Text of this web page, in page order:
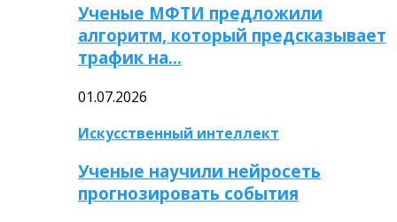
Ученые МФТИ предложили
алгоритм, который предсказывает
трафик на…
01.07.2026
Искусственный интеллект
Ученые научили нейросеть
прогнозировать события